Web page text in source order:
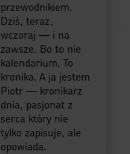
przewodnikiem.
Dziś, teraz,
wczoraj — i na
zawsze. Bo to nie
kalendarium. To
kronika. A ja jestem
Piotr — kronikarz
dnia, pasjonat z
serca który nie
tylko zapisuje, ale
opowiada.